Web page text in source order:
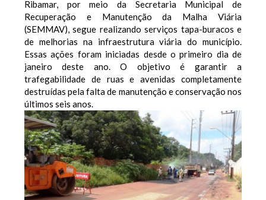
Ribamar, por meio da Secretaria Municipal de
Recuperação e Manutenção da Malha Viária
(SEMMAV), segue realizando serviços tapa-buracos e
de melhorias na infraestrutura viária do município.
Essas ações foram iniciadas desde o primeiro dia de
janeiro deste ano. O objetivo é garantir a
trafegabilidade de ruas e avenidas completamente
destruídas pela falta de manutenção e conservação nos
últimos seis anos.